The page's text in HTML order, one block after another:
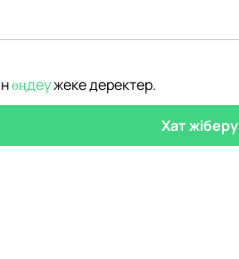
өңдеужеке деректер.
Хат жіберу